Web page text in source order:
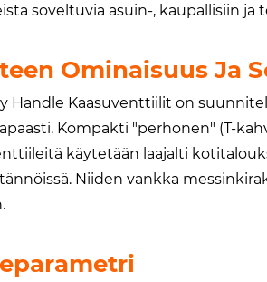
soveltuvia asuin-, kaupallisiin ja
Ominaisuus Ja
Handle Kaasuventtiilit on
Kompakti "perhonen" (T-
käytetään laajalti
Niiden vankka